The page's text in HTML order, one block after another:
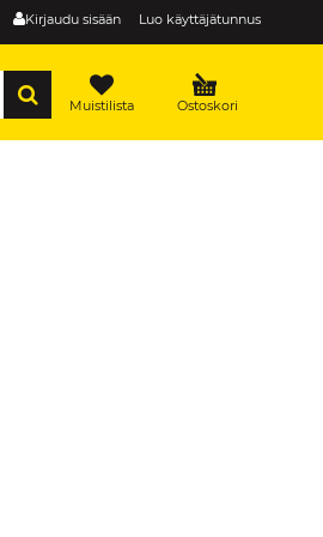
Kirjaudu sisään Luo käyttäjätunnus
Ostoskori
Muistilista